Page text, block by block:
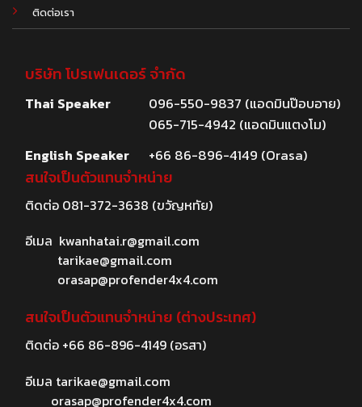
ติดต่อเรา
บริษัท โปรเฟนเดอร์ จำกัด
Thai Speaker
096-550-9837 (แอดมินป๊อบอาย)
065-715-4942 (แอดมินแตงโม)
English Speaker
+66 86-896-4149 (Orasa)
สนใจเป็นตัวแทนจำหน่าย
ติดต่อ 081-372-3638 (ขวัญหทัย)
อีเมล kwanhatai.r@gmail.com
tarikae@gmail.com
orasap@profender4x4.com
สนใจเป็นตัวแทนจำหน่าย (ต่างประเทศ)
ติดต่อ +66 86-896-4149(อรสา)
อีเมล tarikae@gmail.com
orasap@profender4x4.com